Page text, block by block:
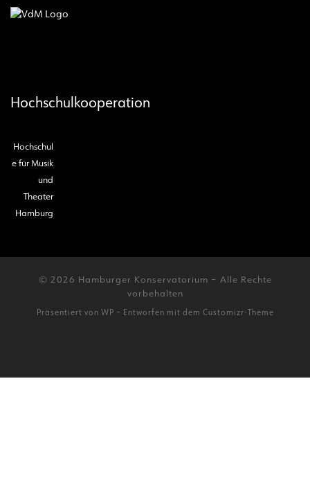
Hochschulkooperation
Hochschul
e für Musik
und
Theater
Hamburg
© 2026 Hamburger Konservatorium – Alle Rechte
vorbehalten
Präsentiert von WP – Entworfen mit dem Customizr-Theme